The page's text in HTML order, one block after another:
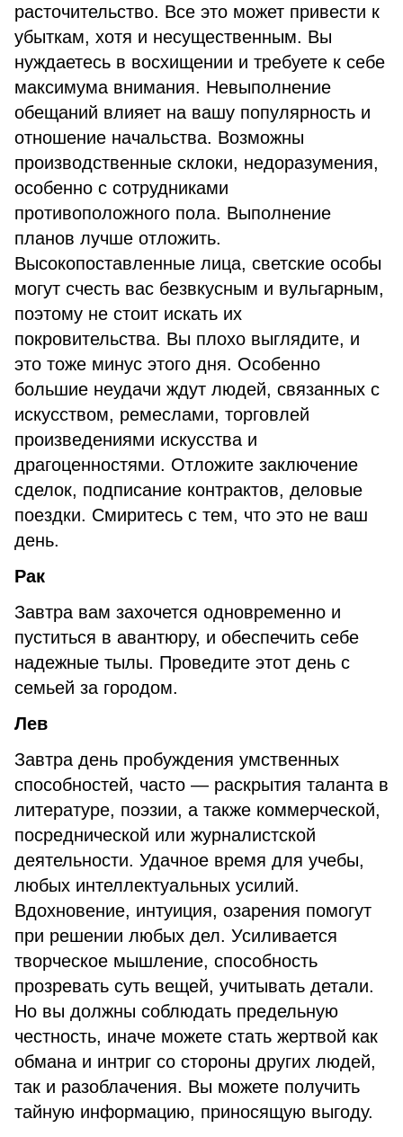
расточительство. Все это может привести к
убыткам, хотя и несущественным. Вы
нуждаетесь в восхищении и требуете к себе
максимума внимания. Невыполнение
обещаний влияет на вашу популярность и
отношение начальства. Возможны
производственные склоки, недоразумения,
особенно с сотрудниками
противоположного пола. Выполнение
планов лучше отложить.
Высокопоставленные лица, светские особы
могут счесть вас безвкусным и вульгарным,
поэтому не стоит искать их
покровительства. Вы плохо выглядите, и
это тоже минус этого дня. Особенно
большие неудачи ждут людей, связанных с
искусством, ремеслами, торговлей
произведениями искусства и
драгоценностями. Отложите заключение
сделок, подписание контрактов, деловые
поездки. Смиритесь с тем, что это не ваш
день.
Рак
Завтра вам захочется одновременно и
пуститься в авантюру, и обеспечить себе
надежные тылы. Проведите этот день с
семьей за городом.
Лев
Завтра день пробуждения умственных
способностей, часто — раскрытия таланта в
литературе, поэзии, а также коммерческой,
посреднической или журналистской
деятельности. Удачное время для учебы,
любых интеллектуальных усилий.
Вдохновение, интуиция, озарения помогут
при решении любых дел. Усиливается
творческое мышление, способность
прозревать суть вещей, учитывать детали.
Но вы должны соблюдать предельную
честность, иначе можете стать жертвой как
обмана и интриг со стороны других людей,
так и разоблачения. Вы можете получить
тайную информацию, приносящую выгоду.